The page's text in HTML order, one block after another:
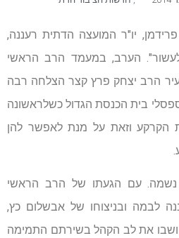
יו"ר המועצה הדתית רעננה,
הערב, במעמד הרב הראשי
הרב יצחק פרץ קצר הצלחה רבה
בית הכנסת הגדול כשלראשונה
הקרקע וזאת על מנת לאפשר להן
נשמה. עם הגעתו של הרב הראשי
לבמה ובניצוחו של אבשלום כץ,
את לב הקהל בשירתם התמימה